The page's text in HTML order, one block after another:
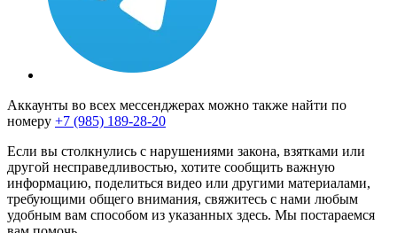
Аккаунты во всех мессенджерах можно также найти по
номеру +7 (985) 189-28-20
Если вы столкнулись с нарушениями закона, взятками или
другой несправедливостью, хотите сообщить важную
информацию, поделиться видео или другими материалами,
требующими общего внимания, свяжитесь с нами любым
удобным вам способом из указанных здесь. Мы постараемся